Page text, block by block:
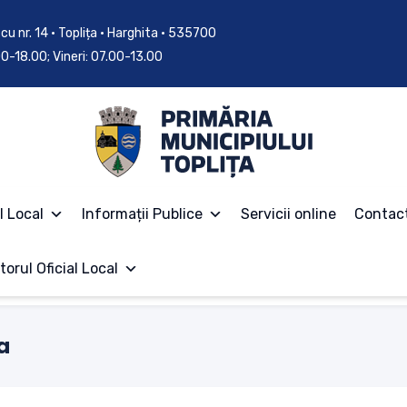
nr. 14 • Toplița • Harghita • 535700
18.00; Vineri: 07.00-13.00
Local Informații Publice Servicii online
Oficial Local